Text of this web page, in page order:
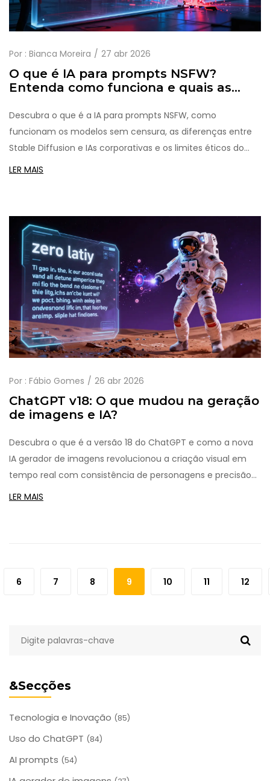
&Secções
Tecnologia e Inovação (85)
Uso do ChatGPT (84)
AI prompts (54)
Por : Bianca Moreira 27 abr 2026
O que é IA para prompts NSFW?
Entenda como funciona e quais as
Descubra o que é a IA para prompts NSFW, como
funcionam os modelos sem censura, as diferenças entre
Stable Diffusion e IAs corporativas e os limites éticos do
uso.
LER MAIS
Por : Fábio Gomes 26 abr 2026
ChatGPT v18: O que mudou na geração
de imagens e IA?
Descubra o que é a versão 18 do ChatGPT e como a nova
IA gerador de imagens revolucionou a criação visual em
tempo real com consistência de personagens e precisão
ultra HD.
LER MAIS
6 7 8 9 10 11 12